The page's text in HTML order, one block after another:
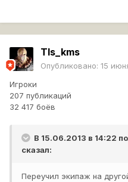
Tls_kms
Опубликовано: 15
Игроки
207 публикаций
32 417 боёв
В 15.06.2013 в 14:22
сказал:
Переучил экипаж на